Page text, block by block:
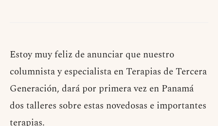
Estoy muy feliz de anunciar que nuestro
columnista y especialista en Terapias de Tercera
Generación, dará por primera vez en Panamá
dos talleres sobre estas novedosas e importantes
terapias.